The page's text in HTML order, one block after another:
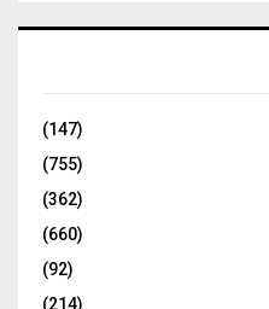
(147)
(755)
(362)
(660)
(92)
(214)